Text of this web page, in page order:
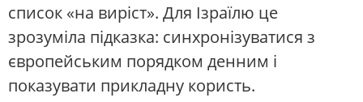
список «на виріст». Для Ізраїлю це
зрозуміла підказка: синхронізуватися з
європейським порядком денним і
показувати прикладну користь.